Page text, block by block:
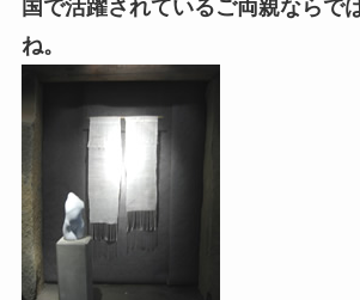
国で活躍されているご両親ならで
ね。